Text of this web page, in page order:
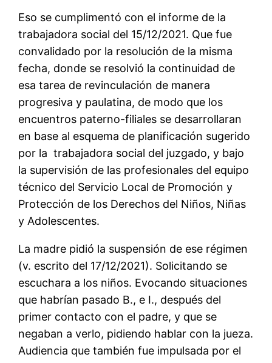
Eso se cumplimentó con el informe de la
trabajadora social del 15/12/2021. Que fue
convalidado por la resolución de la misma
fecha, donde se resolvió la continuidad de
esa tarea de revinculación de manera
progresiva y paulatina, de modo que los
encuentros paterno-filiales se desarrollaran
en base al esquema de planificación sugerido
por la trabajadora social del juzgado, y bajo
la supervisión de las profesionales del equipo
técnico del Servicio Local de Promoción y
Protección de los Derechos del Niños, Niñas
y Adolescentes.
La madre pidió la suspensión de ese régimen
(v. escrito del 17/12/2021). Solicitando se
escuchara a los niños. Evocando situaciones
que habrían pasado B., e I., después del
primer contacto con el padre, y que se
negaban a verlo, pidiendo hablar con la jueza.
Audiencia que también fue impulsada por el